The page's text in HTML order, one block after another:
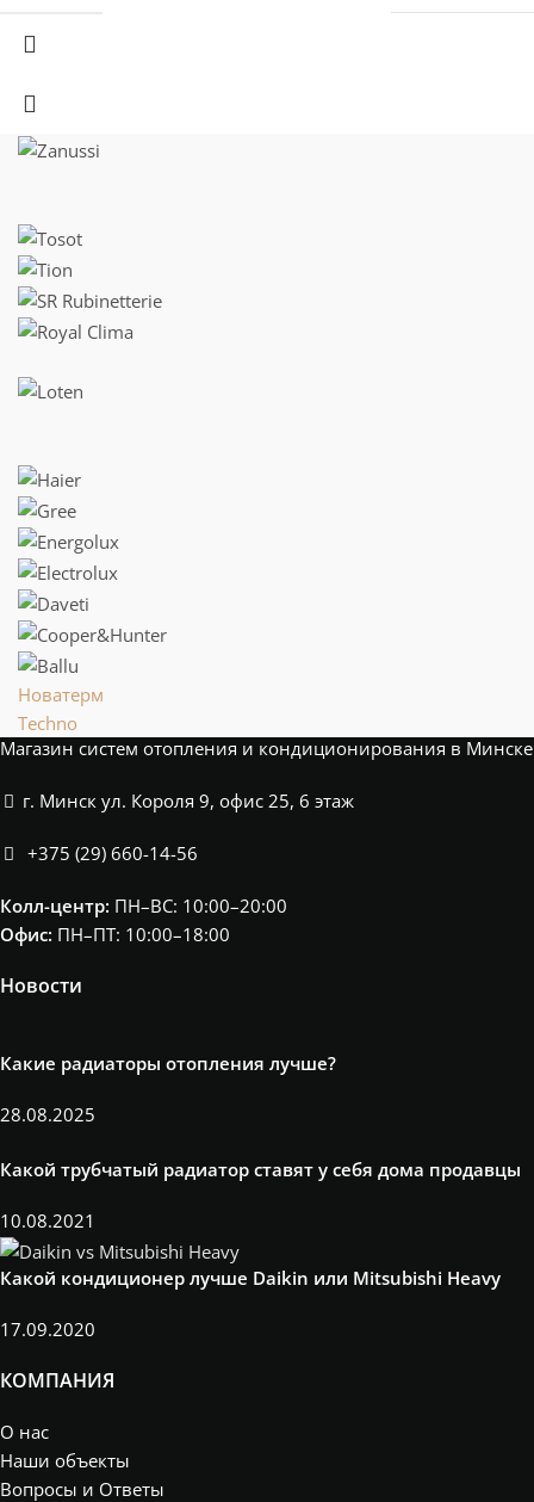
Новатерм
Techno
Магазин систем отопления и кондиционирования в Минске
г. Минск ул. Короля 9, офис 25, 6 этаж
+375 (29) 660-14-56
Колл-центр: ПН–ВС: 10:00–20:00​
Офис: ПН–ПТ: 10:00–18:00
Новости
Какие радиаторы отопления лучше?
28.08.2025
Какой трубчатый радиатор ставят у себя дома продавцы
10.08.2021
Какой кондиционер лучше Daikin или Mitsubishi Heavy
17.09.2020
КОМПАНИЯ
О нас
Наши объекты
Вопросы и Ответы